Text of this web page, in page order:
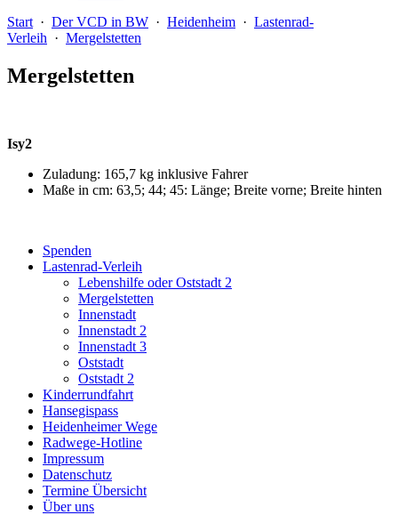
Start · Der VCD in BW · Heidenheim · Lastenrad-
Verleih · Mergelstetten
Mergelstetten
Isy2
Zuladung: 165,7 kg inklusive Fahrer
Maße in cm: 63,5; 44; 45: Länge; Breite vorne; Breite hinten
Spenden
Lastenrad-Verleih
Lebenshilfe oder Oststadt 2
Mergelstetten
Innenstadt
Innenstadt 2
Innenstadt 3
Oststadt
Oststadt 2
Kinderrundfahrt
Hansegispass
Heidenheimer Wege
Radwege-Hotline
Impressum
Datenschutz
Termine Übersicht
Über uns